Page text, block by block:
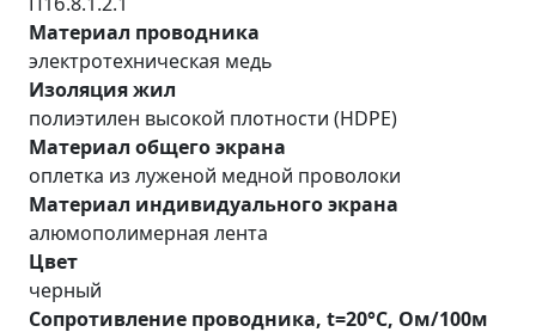
Материал проводника
электротехническая медь
Изоляция жил
полиэтилен высокой плотности (HDPE)
Материал общего экрана
оплетка из луженой медной проволоки
Материал индивидуального экрана
алюмополимерная лента
Цвет
черный
Сопpотивление пpоводника, t=20°С, Ом/100м